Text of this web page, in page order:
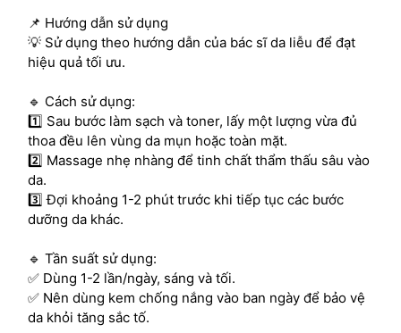
📌 Hướng dẫn sử dụng
💡 Sử dụng theo hướng dẫn của bác sĩ da liễu để đạt
hiệu quả tối ưu.
🔹 Cách sử dụng:
1️⃣ Sau bước làm sạch và toner, lấy một lượng vừa đủ
thoa đều lên vùng da mụn hoặc toàn mặt.
2️⃣ Massage nhẹ nhàng để tinh chất thẩm thấu sâu vào
da.
3️⃣ Đợi khoảng 1-2 phút trước khi tiếp tục các bước
dưỡng da khác.
🔹 Tần suất sử dụng:
✅ Dùng 1-2 lần/ngày, sáng và tối.
✅ Nên dùng kem chống nắng vào ban ngày để bảo vệ
da khỏi tăng sắc tố.